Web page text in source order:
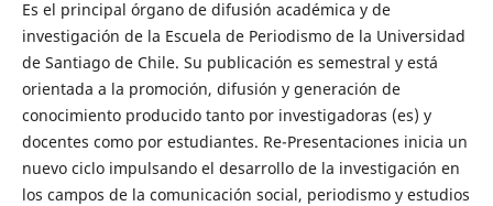
Es el principal órgano de difusión académica y de
investigación de la Escuela de Periodismo de la Universidad
de Santiago de Chile. Su publicación es semestral y está
orientada a la promoción, difusión y generación de
conocimiento producido tanto por investigadoras (es) y
docentes como por estudiantes. Re-Presentaciones inicia un
nuevo ciclo impulsando el desarrollo de la investigación en
los campos de la comunicación social, periodismo y estudios